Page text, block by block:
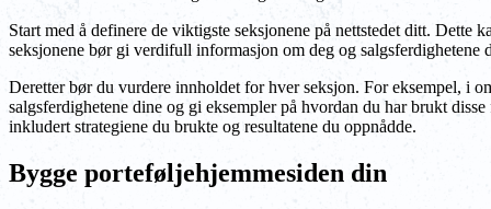
Start med å definere de viktigste seksjonene på nettstedet ditt. Dette
seksjonene bør gi verdifull informasjon om deg og salgsferdighetene
Deretter bør du vurdere innholdet for hver seksjon. For eksempel, i
salgsferdighetene dine og gi eksempler på hvordan du har brukt
inkludert strategiene du brukte og resultatene du oppnådde.
Bygge porteføljehjemmesiden din